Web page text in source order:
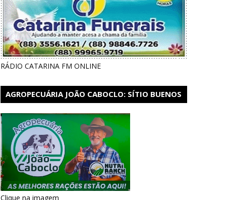
RÁDIO CATARINA FM ONLINE
AGROPECUÁRIA JOÃO CABOCLO: SÍTIO BUENOS
Clique na imagem